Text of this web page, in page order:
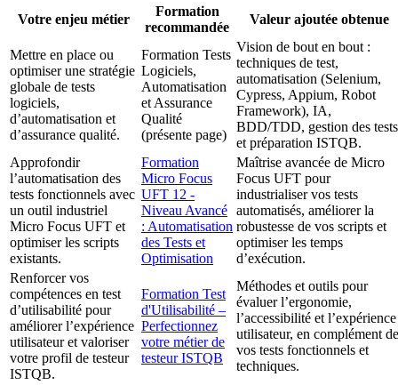
Votre enjeu métier
Formation
recommandée
Valeur ajoutée obtenue
Mettre en place ou
optimiser une stratégie
globale de tests
logiciels,
d’automatisation et
d’assurance qualité.
Formation Tests
Logiciels,
Automatisation
et Assurance
Qualité
(présente page)
Vision de bout en bout :
techniques de test,
automatisation (Selenium,
Cypress, Appium, Robot
Framework), IA,
BDD/TDD, gestion des tests
et préparation ISTQB.
Approfondir
l’automatisation des
tests fonctionnels avec
un outil industriel
Micro Focus UFT et
optimiser les scripts
existants.
Formation
Micro Focus
UFT 12 -
Niveau Avancé
: Automatisation
des Tests et
Optimisation
Maîtrise avancée de Micro
Focus UFT pour
industrialiser vos tests
automatisés, améliorer la
robustesse de vos scripts et
optimiser les temps
d’exécution.
Renforcer vos
compétences en test
d’utilisabilité pour
améliorer l’expérience
utilisateur et valoriser
votre profil de testeur
ISTQB.
Formation Test
d'Utilisabilité –
Perfectionnez
votre métier de
testeur ISTQB
Méthodes et outils pour
évaluer l’ergonomie,
l’accessibilité et l’expérience
utilisateur, en complément de
vos tests fonctionnels et
techniques.